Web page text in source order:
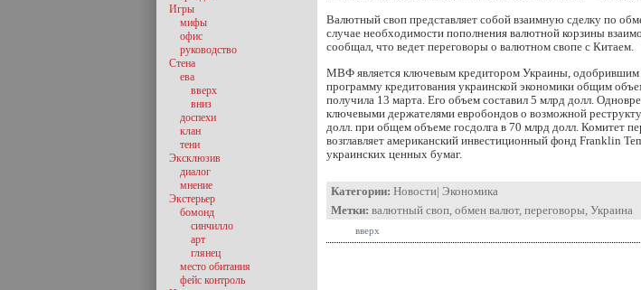
Валютный своп представляет собой взаимную сделку по
случае необходимости пополнения валютной корзины
сообщал, что ведет переговоры о валютном свопе с Китаем.
МВФ является ключевым кредитором Украины, одобрившим
программу кредитования украинской экономики общим
получила 13 марта. Его объем составил 5 млрд долл.
ключевыми держателями евробондов о возможной
долл. при общем объеме госдолга в 70 млрд долл. Комитет
возглавляет американский инвестиционный фонд Franklin
украинских ценных бумаг.
Категории: Новости| Экономика
Метки: валютный своп, обмен валют, переговоры, Украина
вверх
Игры
мифы
офис
руководство
Стена
ева
вверх
вниз
доспехи
клан
тени
Эксклюзив
диалог
мнение
Экстерьер
бомонд
синчилло
арт
глянец
место обитания
фейс контроль